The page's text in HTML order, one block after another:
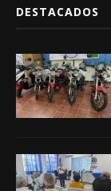
DESTACADOS